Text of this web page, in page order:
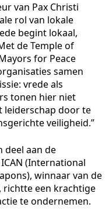
van Pax Christi
rol van lokale
begint lokaal,
de Temple of
for Peace
samen
vrede als
tonen hier niet
leiderschap door te
veiligheid.”
deel aan de
(International
winnaar van de
richtte een krachtige
te ondernemen.